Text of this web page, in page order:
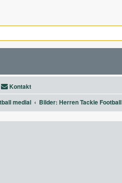
Kontakt
medial Bilder: Herren Tackle Football